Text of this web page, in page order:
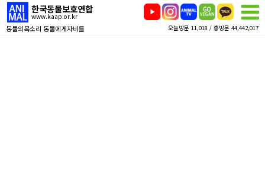
한국동물보호연합
www.kaap.or.kr
동물의목소리 동물에게자비를 오늘방문 11,018 / 총방문 44,442,017